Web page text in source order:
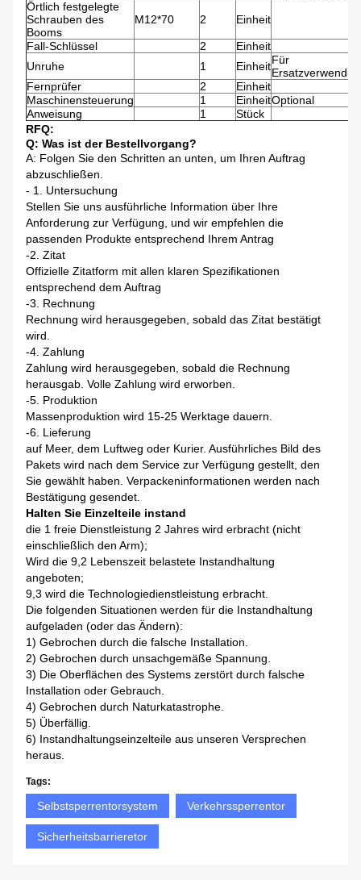
Örtlich festgelegte
Schrauben des
Booms
M12*70 2 Einheit
Fall-Schlüssel 2
Einheit
Unruhe
1 EinheitFür
Fernprüfer
2
Einheit
Maschinensteuerung
1 EinheitOptional
Anweisung
1
Stück
RFQ:
Q: Was ist der Bestellvorgang?
A: Folgen Sie den Schritten an unten, um Ihren Auftrag
abzuschließen.
- 1. Untersuchung
Stellen Sie uns ausführliche Information über Ihre
Anforderung zur Verfügung, und wir empfehlen die
passenden Produkte entsprechend Ihrem Antrag
-2. Zitat
Offizielle Zitatform mit allen klaren Spezifikationen
entsprechend dem Auftrag
-3. Rechnung
Rechnung wird herausgegeben, sobald das Zitat bestätigt
wird.
-4. Zahlung
Zahlung wird herausgegeben, sobald die Rechnung
herausgab. Volle Zahlung wird erworben.
-5. Produktion
Massenproduktion wird 15-25 Werktage dauern.
-6. Lieferung
auf Meer, dem Luftweg oder Kurier. Ausführliches Bild des
Pakets wird nach dem Service zur Verfügung gestellt, den
Sie gewählt haben. Verpackeninformationen werden nach
Bestätigung gesendet.
Halten Sie Einzelteile instand
die 1 freie Dienstleistung 2 Jahres wird erbracht (nicht
einschließlich den Arm);
Wird die 9,2 Lebenszeit belastete Instandhaltung
angeboten;
9,3 wird die Technologiedienstleistung erbracht.
Die folgenden Situationen werden für die Instandhaltung
aufgeladen (oder das Ändern):
1) Gebrochen durch die falsche Installation.
2) Gebrochen durch unsachgemäße Spannung.
3) Die Oberflächen des Systems zerstört durch falsche
Installation oder Gebrauch.
4) Gebrochen durch Naturkatastrophe.
5) Überfällig.
6) Instandhaltungseinzelteile aus unseren Versprechen
heraus.
Tags:
Selbstsperrentorsystem Verkehrssperrentor
Sicherheitsbarrieretor